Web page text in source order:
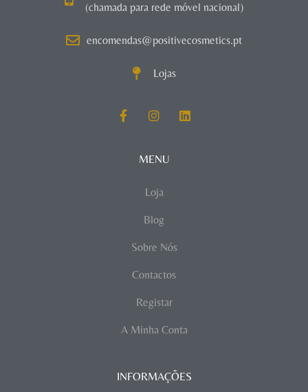
(chamada para rede móvel nacional)
encomendas@positivecosmetics.pt
Lojas
MENU
Loja
Blog
Sobre Nós
Contactos
Registar
A Minha Conta
INFORMAÇÕES